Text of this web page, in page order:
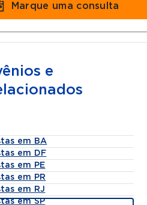
Marque uma consulta
e
em BA
em DF
em PE
em PR
em RJ
em SP